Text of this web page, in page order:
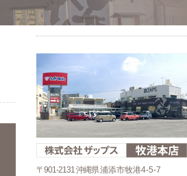
〒901-2131 沖縄県浦添市牧港4-5-7